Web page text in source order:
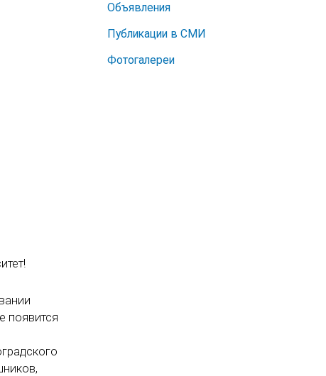
Объявления
Публикации в СМИ
Фотогалереи
появится